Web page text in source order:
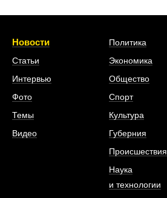
Новости
Статьи
Интервью
Фото
Темы
Видео
Политика
Экономика
Общество
Спорт
Культура
Губерния
Происшествия
Наука
и технологии